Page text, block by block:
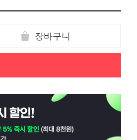
장바구니